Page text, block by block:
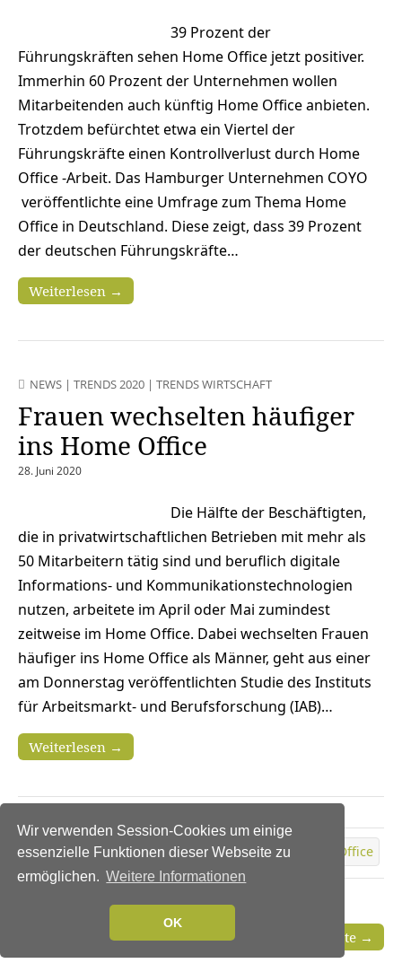
Wir verwenden Session-Cookies um einige
essenzielle Funktionen dieser Webseite zu
ermöglichen. Weitere Informationen
OK
39 Prozent der
Führungskräften sehen Home Office jetzt positiver.
Immerhin 60 Prozent der Unternehmen wollen
Mitarbeitenden auch künftig Home Office anbieten.
Trotzdem befürchtet etwa ein Viertel der
Führungskräfte einen Kontrollverlust durch Home
Office -Arbeit. Das Hamburger Unternehmen COYO
veröffentlichte eine Umfrage zum Thema Home
Office in Deutschland. Diese zeigt, dass 39 Prozent
der deutschen Führungskräfte…
Weiterlesen →
NEWS | TRENDS 2020 | TRENDS WIRTSCHAFT
Frauen wechselten häufiger
ins Home Office
28. Juni 2020
Die Hälfte der Beschäftigten,
die in privatwirtschaftlichen Betrieben mit mehr als
50 Mitarbeitern tätig sind und beruflich digitale
Informations- und Kommunikationstechnologien
nutzen, arbeitete im April oder Mai zumindest
zeitweise im Home Office. Dabei wechselten Frauen
häufiger ins Home Office als Männer, geht aus einer
am Donnerstag veröffentlichten Studie des Instituts
für Arbeitsmarkt- und Berufsforschung (IAB)…
Weiterlesen →
Weitere Artikel zu Unternehmenskultur Home Office
Zur Startseite →